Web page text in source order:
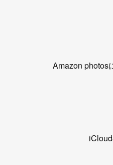
Amazon photos